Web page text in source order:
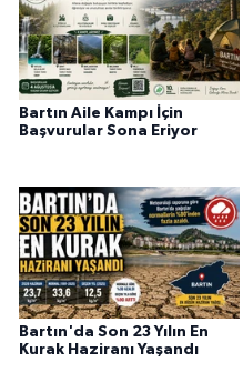
Bartın Aile Kampı İçin
Başvurular Sona Eriyor
Bartın'da Son 23 Yılın En
Kurak Haziranı Yaşandı